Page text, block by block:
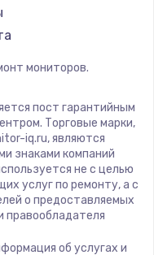
мониторов.
пост гарантийным
Торговые марки,
iq.ru, являются
знаками компаний
не с целью
услуг по ремонту, а с
о предоставляемых
правообладателя
об услугах и